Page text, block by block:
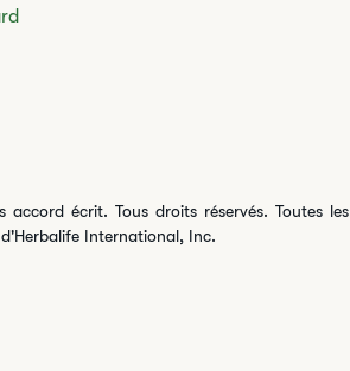
écrit. Tous droits réservés. Toutes les
International, Inc.